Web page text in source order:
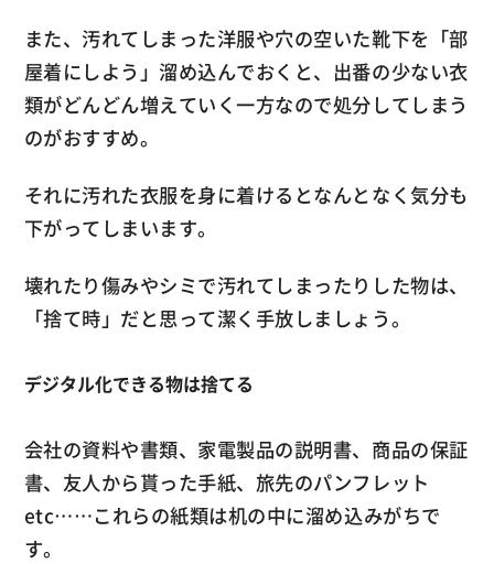
また、汚れてしまった洋服や穴の空いた靴下を「部
屋着にしよう」溜め込んでおくと、出番の少ない衣
類がどんどん増えていく一方なので処分してしまう
のがおすすめ。
それに汚れた衣服を身に着けるとなんとなく気分も
下がってしまいます。
壊れたり傷みやシミで汚れてしまったりした物は、
「捨て時」だと思って潔く手放しましょう。
デジタル化できる物は捨てる
会社の資料や書類、家電製品の説明書、商品の保証
書、友人から貰った手紙、旅先のパンフレット
etc……これらの紙類は机の中に溜め込みがちで
す。